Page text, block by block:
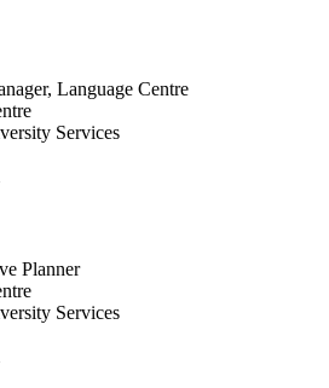
Language Centre
Services
Planner
Services